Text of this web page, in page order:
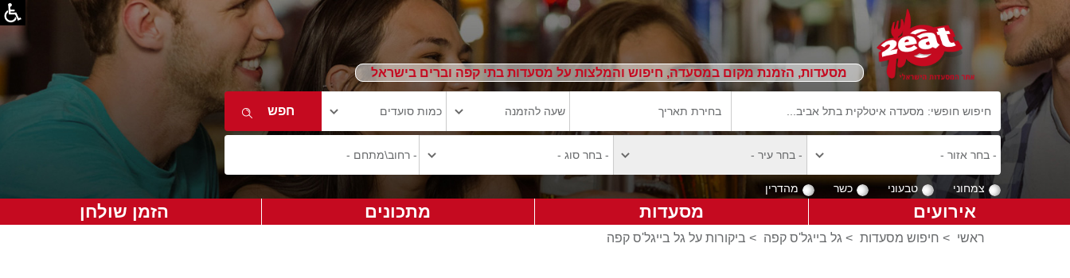
מסעדות, הזמנת מקום במסעדה, חיפוש והמלצות על מסעדות בתי קפה וברים בישראל
צמחוני טבעוני כשר מהדרין
אירועים מסעדות מתכונים הזמן שולחן
ראשי > חיפוש מסעדות > גל בייגל'ס קפה > ביקורות על גל בייגל'ס קפה